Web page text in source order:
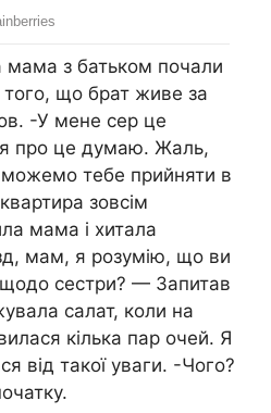
мама з батьком почали
що брат живе за
-У мене сер це
я про це думаю. Жаль,
тебе прийняти в
зовсім
мама і хитала
мам, я розумію, що ви
сестри? — Запитав
салат, коли на
кілька пар очей. Я
від такої уваги. -Чого?